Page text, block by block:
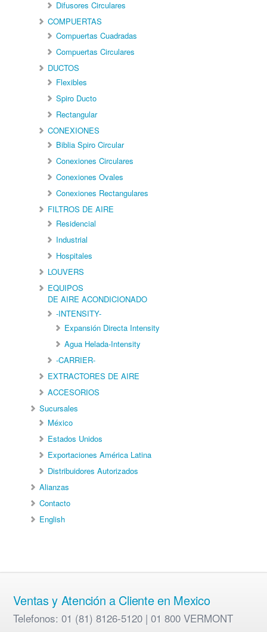
Difusores Circulares
COMPUERTAS
Compuertas Cuadradas
Compuertas Circulares
DUCTOS
Flexibles
Spiro Ducto
Rectangular
CONEXIONES
Biblia Spiro Circular
Conexiones Circulares
Conexiones Ovales
Conexiones Rectangulares
FILTROS DE AIRE
Residencial
Industrial
Hospitales
LOUVERS
EQUIPOS
DE AIRE ACONDICIONADO
-INTENSITY-
Expansión Directa Intensity
Agua Helada-Intensity
-CARRIER-
EXTRACTORES DE AIRE
ACCESORIOS
Sucursales
México
Estados Unidos
Exportaciones América Latina
Distribuidores Autorizados
Alianzas
Contacto
English
Ventas y Atención a Cliente en Mexico
Telefonos: 01 (81) 8126-5120 | 01 800 VERMONT